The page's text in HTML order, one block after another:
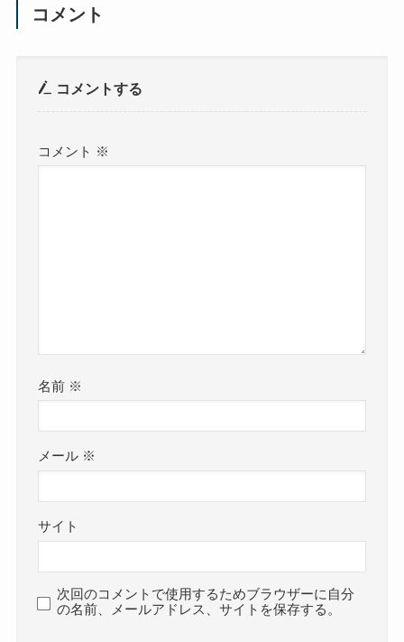
コメント
コメントする
コメント ※
名前 ※
メール ※
サイト
次回のコメントで使用するためブラウザーに自分
の名前、メールアドレス、サイトを保存する。